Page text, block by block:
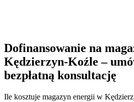
Dofinansowanie na
Kędzierzyn-Koźle –
bezpłatną konsultację
Ile kosztuje magazyn energii w